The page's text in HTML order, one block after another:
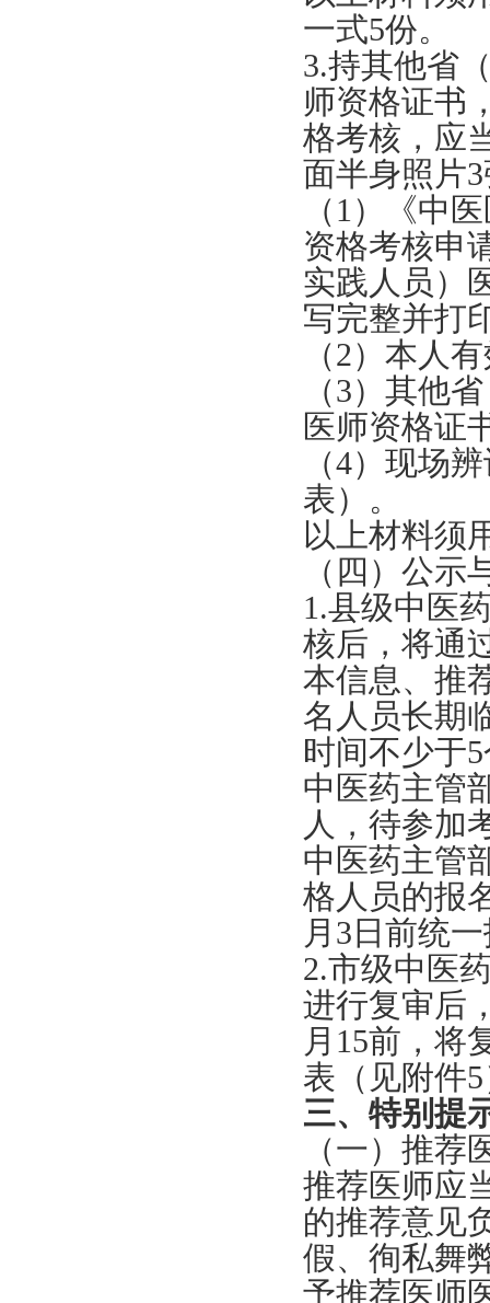
一式5份。
3.持其他省
师资格证书
格考核，应
面半身照片
（1）《中
资格考核申
实践人员）
写完整并打
（2）本人
（3）其他
医师资格证
（4）现场
表）。
以上材料须
（四）公示
1.县级中医
核后，将通
本信息、推
名人员长期
时间不少于
中医药主管
人，待参加
中医药主管
格人员的报
月3日前统
2.市级中医
进行复审后
月15前，将
表（见附件
三、特别提
（一）推
推荐医师应
的推荐意见
假、徇私舞
予推荐医师